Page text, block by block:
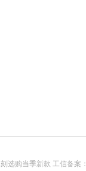
选购当季新款 工信备案：